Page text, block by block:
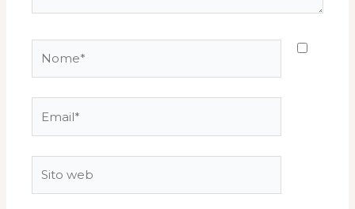
web